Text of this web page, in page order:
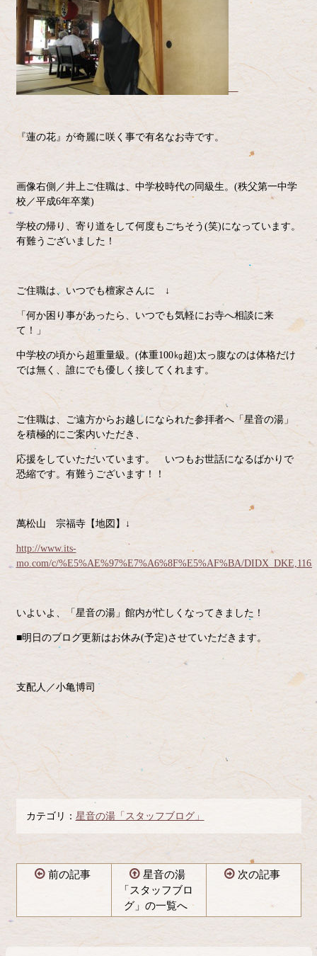
『蓮の花』が奇麗に咲く事で有名なお寺です。
画像右側／井上ご住職は、中学校時代の同級生。(秩父第一中学
校／平成6年卒業)
学校の帰り、寄り道をして何度もごちそう(笑)になっています。
有難うございました！
ご住職は、いつでも檀家さんに ↓
「何か困り事があったら、いつでも気軽にお寺へ相談に来
て！」
中学校の頃から超重量級。(体重100㎏超)太っ腹なのは体格だけ
では無く、誰にでも優しく接してくれます。
ご住職は、ご遠方からお越しになられた参拝者へ「星音の湯」
を積極的にご案内いただき、
応援をしていただいています。 いつもお世話になるばかりで
恐縮です。有難うございます！！
萬松山 宗福寺【地図】↓
http://www.its-
mo.com/c/%E5%AE%97%E7%A6%8F%E5%AF%BA/
いよいよ、「星音の湯」館内が忙しくなってきました！
■明日のブログ更新はお休み(予定)させていただきます。
支配人／小亀博司
カテゴリ： 星音の湯「スタッフブログ」
前の記事
星音の湯
「スタッフブロ
グ」の一覧へ
次の記事
コ
ペ